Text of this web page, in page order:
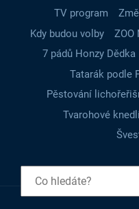
TV program
Kdy budou volby
ZOO
7 pádů Honzy Dědka
Tatarák podle
Pěstování
Tvarohové